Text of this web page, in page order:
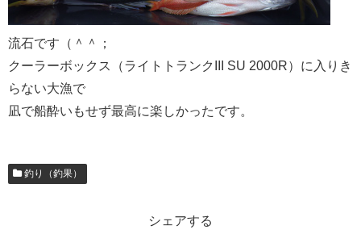
流石です（＾＾；
クーラーボックス（ライトトランクIII SU 2000R）に入りき
らない大漁で
凪で船酔いもせず最高に楽しかったです。
釣り（釣果）
シェアする